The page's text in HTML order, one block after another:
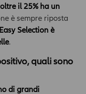
Compagnia non
la completezza e
presenti
e informazioni da
propria esclusiva
cura che le
sulla base di
potrà in ogni caso
non accuratezza o
il 25% ha un
è sempre riposta
Selection è
.
quali sono
di grandi